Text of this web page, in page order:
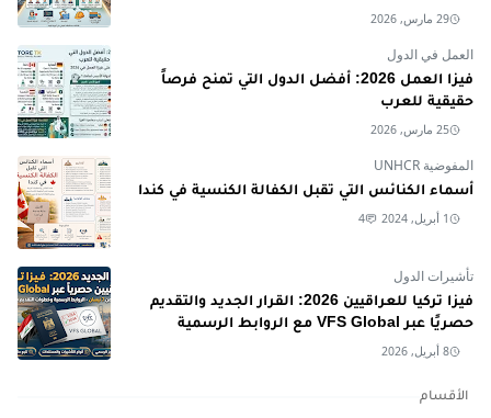
29 مارس, 2026
العمل في الدول
فيزا العمل 2026: أفضل الدول التي تمنح فرصاً
حقيقية للعرب
25 مارس, 2026
المفوضية UNHCR
أسماء الكنائس التي تقبل الكفالة الكنسية في كندا
1 أبريل, 2024 4
تأشيرات الدول
فيزا تركيا للعراقيين 2026: القرار الجديد والتقديم
حصريًا عبر VFS Global مع الروابط الرسمية
8 أبريل, 2026
الأقسام